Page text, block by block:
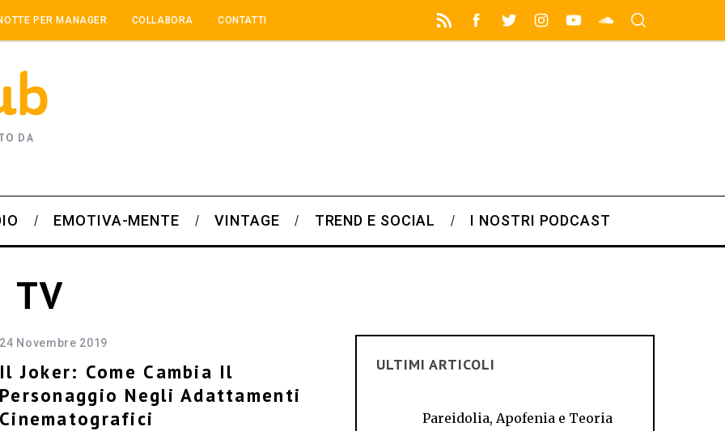
PER MANAGER COLLABORA CONTATTI
DA
EMOTIVA-MENTE VINTAGE TREND E SOCIAL I NOSTRI PODCAST
TV
24 Novembre 2019
Il Joker: Come Cambia Il
Personaggio Negli Adattamenti
Cinematografici
ULTIMI ARTICOLI
Pareidolia, Apofenia e Teoria